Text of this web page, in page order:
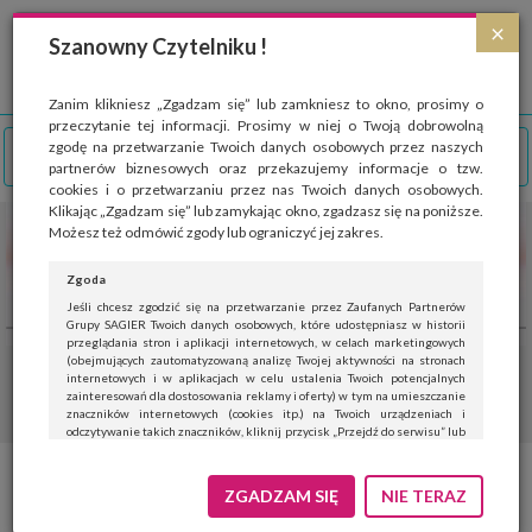
×
Szanowny Czytelniku !
Zanim klikniesz „Zgadzam się” lub zamkniesz to okno, prosimy o
przeczytanie tej informacji. Prosimy w niej o Twoją dobrowolną
zgodę na przetwarzanie Twoich danych osobowych przez naszych
partnerów biznesowych oraz przekazujemy informacje o tzw.
cookies i o przetwarzaniu przez nas Twoich danych osobowych.
Klikając „Zgadzam się” lub zamykając okno, zgadzasz się na poniższe.
Możesz też odmówić zgody lub ograniczyć jej zakres.
Zgoda
Jeśli chcesz zgodzić się na przetwarzanie przez Zaufanych Partnerów
Grupy SAGIER Twoich danych osobowych, które udostępniasz w historii
przeglądania stron i aplikacji internetowych, w celach marketingowych
(obejmujących zautomatyzowaną analizę Twojej aktywności na stronach
internetowych i w aplikacjach w celu ustalenia Twoich potencjalnych
zainteresowań dla dostosowania reklamy i oferty) w tym na umieszczanie
znaczników internetowych (cookies itp.) na Twoich urządzeniach i
odczytywanie takich znaczników, kliknij przycisk „Przejdź do serwisu” lub
Jeśli nie chcesz wyrazić zgody, kliknij „Nie teraz”.
Wyrażenie zgody jest dobrowolne. Możesz edytować zakres zgody, w tym
ZGADZAM SIĘ NIE TERAZ
Strona wykorzystuje pliki cookies, które służą głównie do celów statystycznych.
Wyrażając zgodę na używanie 'cookies', zezwalasz na zapisanie ich w pamięci
przeglądarki. Przejdź do
polityki cookies